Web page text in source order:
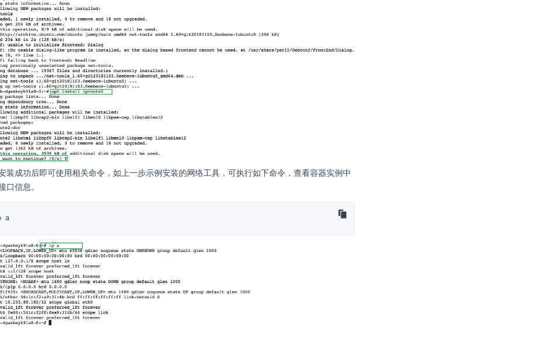
装成功后即可使用相关命令，如上一步示例安装的网络工具，可执行如下命令，查看容器实例中
口信息。
a